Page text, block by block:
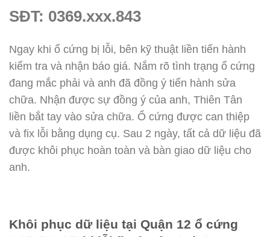
SĐT: 0369.xxx.843
Ngay khi ổ cứng bị lỗi, bên kỹ thuật liền tiến hành
kiểm tra và nhận báo giá. Nắm rõ tình trạng ổ cứng
đang mắc phải và anh đã đồng ý tiến hành sửa
chữa. Nhận được sự đồng ý của anh, Thiên Tân
liền bắt tay vào sửa chữa. Ổ cứng được can thiệp
và fix lỗi bằng dụng cụ. Sau 2 ngày, tất cả dữ liệu đã
được khôi phục hoàn toàn và bàn giao dữ liệu cho
anh.
Khôi phục dữ liệu tại Quận 12 ổ cứng